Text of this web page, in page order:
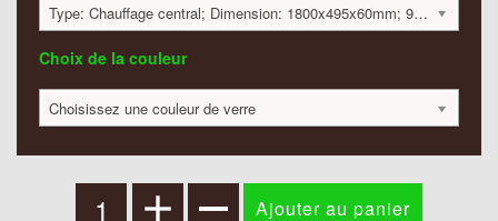
Type: Chauffage central; Dimension: 1800x495x60mm; 993 Watt:; 2394 €
Choix de la couleur
Choisissez une couleur de verre